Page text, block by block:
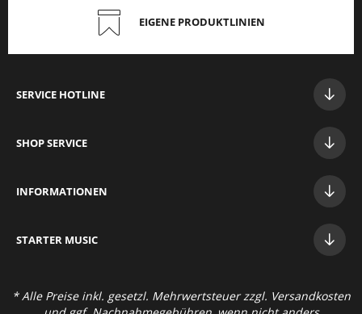
EIGENE PRODUKTLINIEN
SERVICE HOTLINE
SHOP SERVICE
INFORMATIONEN
STARTER MUSIC
* Alle Preise inkl. gesetzl. Mehrwertsteuer zzgl. Versandkosten